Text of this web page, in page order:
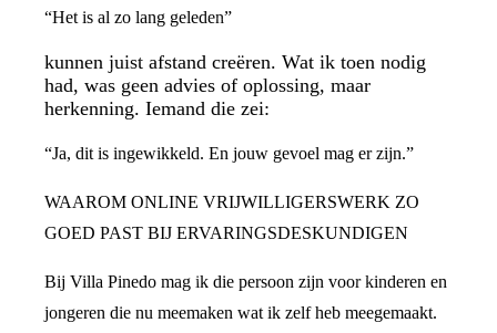
“Het is al zo lang geleden”
kunnen juist afstand creëren. Wat ik toen nodig
had, was geen advies of oplossing, maar
herkenning. Iemand die zei:
“Ja, dit is ingewikkeld. En jouw gevoel mag er zijn.”
WAAROM ONLINE VRIJWILLIGERSWERK ZO
GOED PAST BIJ ERVARINGSDESKUNDIGEN
Bij Villa Pinedo mag ik die persoon zijn voor kinderen en
jongeren die nu meemaken wat ik zelf heb meegemaakt.